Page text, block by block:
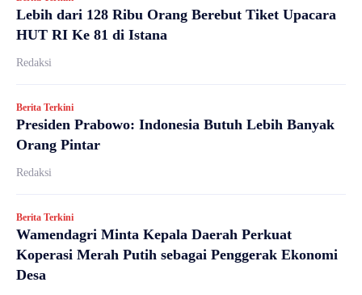
Lebih dari 128 Ribu Orang Berebut Tiket Upacara
HUT RI Ke 81 di Istana
Redaksi
Berita Terkini
Presiden Prabowo: Indonesia Butuh Lebih Banyak
Orang Pintar
Redaksi
Berita Terkini
Wamendagri Minta Kepala Daerah Perkuat
Koperasi Merah Putih sebagai Penggerak Ekonomi
Desa